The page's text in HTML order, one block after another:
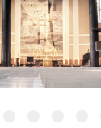
für Gruppen